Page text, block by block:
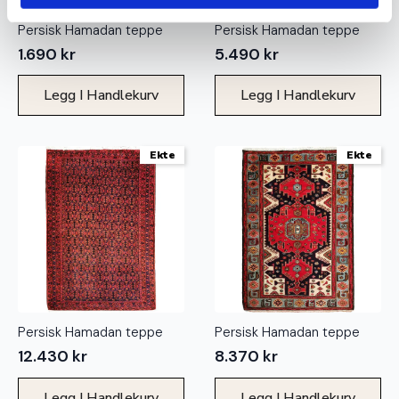
Persisk Hamadan teppe
1.690 kr
Legg I Handlekurv
Persisk Hamadan teppe
5.490 kr
Legg I Handlekurv
Ekte
Persisk Hamadan teppe
12.430 kr
Ekte
Persisk Hamadan teppe
8.370 kr